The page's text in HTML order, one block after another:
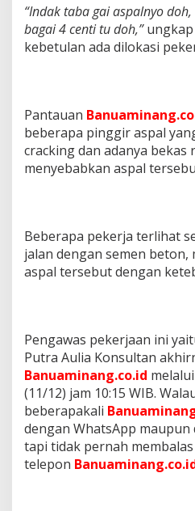
“Indak taba gai aspalnyo
bagai 4 centi tu doh,”ungkap
kebetulan ada dilokasi
Pantauan
beberapa pinggir aspal
cracking dan adanya bekas
menyebabkan aspal
Beberapa pekerja terlihat
jalan dengan semen
aspal tersebut dengan
Pengawas pekerjaan ini
Putra Aulia Konsultan
Banuaminang.co.id
(11/12) jam 10:15 WIB.
beberapakali
dengan WhatsApp
tapi tidak pernah
telepon